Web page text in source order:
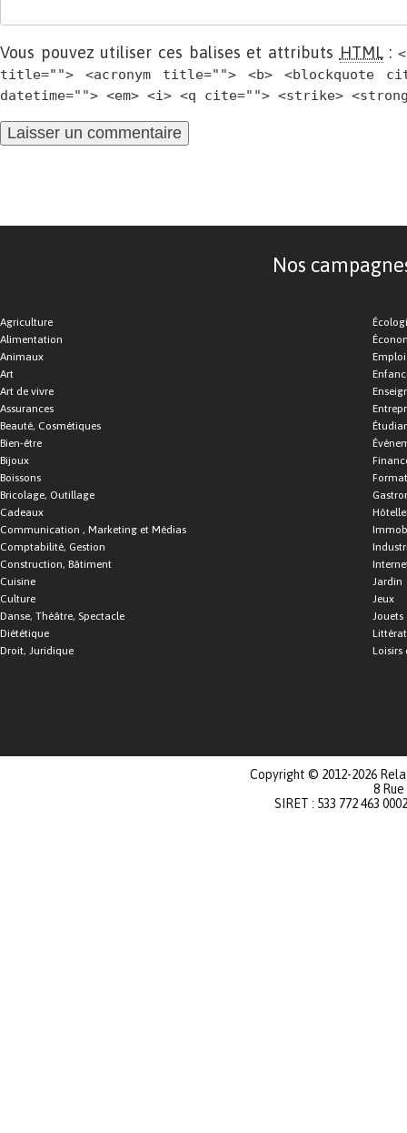
Vous pouvez utiliser ces balises et attributs HTML:
title=""> <acronym title=""> <b> <blockquote
datetime=""> <em> <i> <q cite=""> <strike>
Nos
Agriculture
Alimentation
Animaux
Art
Art de vivre
Assurances
Beauté, Cosmétiques
Bien-être
Bijoux
Boissons
Bricolage, Outillage
Cadeaux
Communication , Marketing et Médias
Comptabilité, Gestion
Construction, Bâtiment
Cuisine
Culture
Danse, Théâtre, Spectacle
Diététique
Droit, Juridique
Emploi
Jardin
Jeux
Jouets
Loisirs
Copyright © 2012-2026
8
SIRET : 533 772 463